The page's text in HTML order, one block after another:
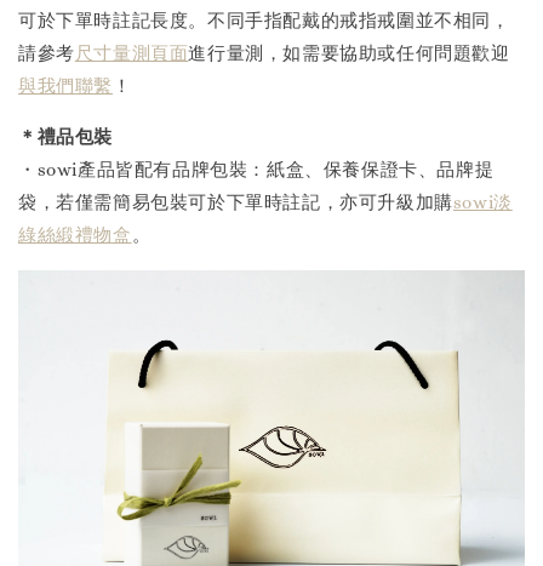
可於下單時註記長度。不同手指配戴的戒指戒圍並不相同，
請參考尺寸量測頁面進行量測，如需要協助或任何問題歡迎
與我們聯繫 ！
＊禮品包裝
・sowi產品皆配有品牌包裝：紙盒、保養保證卡、品牌提
袋，若僅需簡易包裝可於下單時註記，亦可升級加購sowi淡
綠絲緞禮物盒 。